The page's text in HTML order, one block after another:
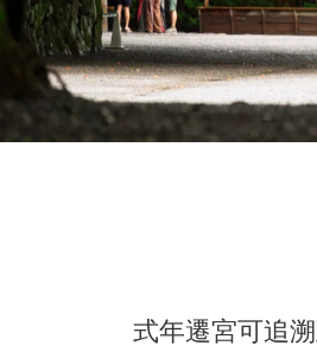
式年遷宮可追